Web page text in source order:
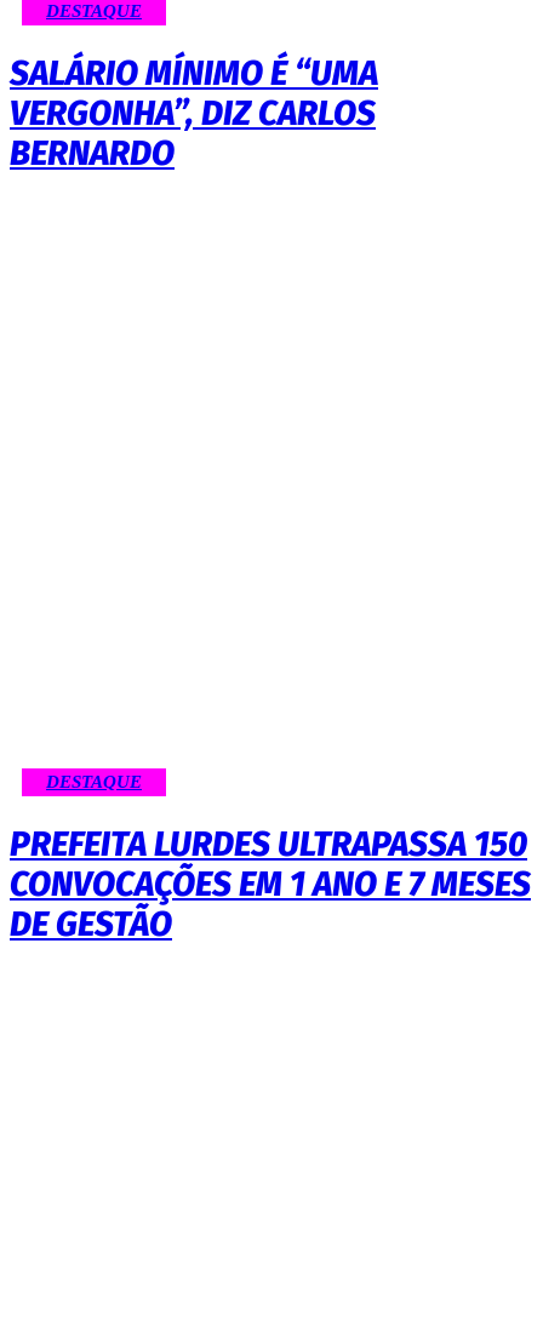
DESTAQUE
SALÁRIO MÍNIMO É “UMA
VERGONHA”, DIZ CARLOS
BERNARDO
DESTAQUE
PREFEITA LURDES ULTRAPASSA 150
CONVOCAÇÕES EM 1 ANO E 7 MESES
DE GESTÃO